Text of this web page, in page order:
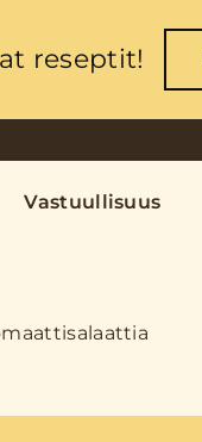
reseptit!
Vastuullisuus